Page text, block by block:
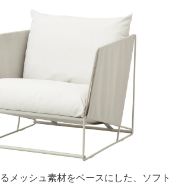
メッシュ素材をベースにした、ソフト